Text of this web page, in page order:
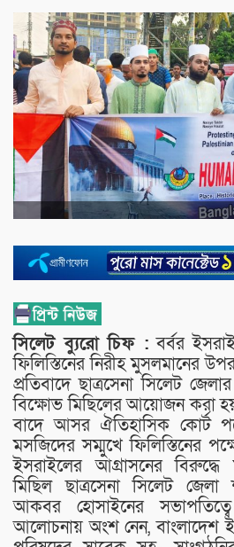
সিলেট ব্যুরো চিফ : বর্বর
ফিলিস্তিনের নিরীহ মুসলমানের
প্রতিবাদে ছাত্রসেনা সিলেট
বিক্ষোভ মিছিলের আয়োজন করা
বাদে আসর ঐতিহাসিক কোর্ট
মসজিদের সম্মুখে ফিলিস্তিনের
ইসরাইলের আগ্রাসনের
মিছিল ছাত্রসেনা সিলেট
আকবর হোসাইনের
আলোচনায় অংশ নেন, বাংলাদেশ